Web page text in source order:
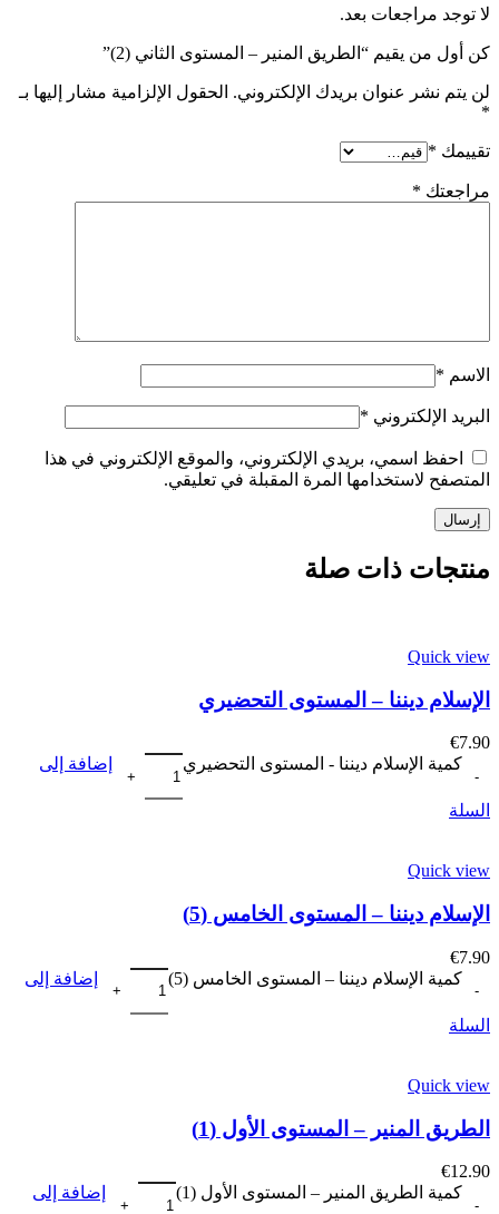
لا توجد مراجعات بعد.
كن أول من يقيم “الطريق المنير – المستوى الثاني (2)”
لن يتم نشر عنوان بريدك الإلكتروني. الحقول الإلزامية مشار إليها بـ
*
تقييمك *
مراجعتك *
الاسم *
البريد الإلكتروني *
احفظ اسمي، بريدي الإلكتروني، والموقع الإلكتروني في هذا
المتصفح لاستخدامها المرة المقبلة في تعليقي.
منتجات ذات صلة
Quick view
الإسلام ديننا – المستوى التحضيري
€7.90
كمية الإسلام ديننا - المستوى التحضيري
إضافة إلى
السلة
Quick view
الإسلام ديننا – المستوى الخامس (5)
€7.90
كمية الإسلام ديننا – المستوى الخامس (5)
إضافة إلى
السلة
Quick view
الطريق المنير – المستوى الأول (1)
€12.90
كمية الطريق المنير – المستوى الأول (1)
إضافة إلى